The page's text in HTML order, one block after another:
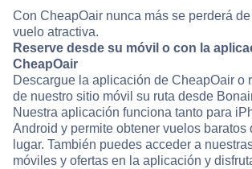
Con CheapOair nunca más se perderá
vuelo atractiva.
Reserve desde su móvil o con la
CheapOair
Descargue la aplicación de CheapOair o
de nuestro sitio móvil su ruta desde
Nuestra aplicación funciona tanto para
Android y permite obtener vuelos baratos
lugar. También puedes acceder a
móviles y ofertas en la aplicación y